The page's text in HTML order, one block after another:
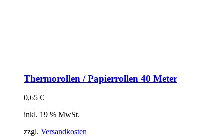
Thermorollen / Papierrollen 40 Meter
0,65 €
inkl. 19 % MwSt.
zzgl. Versandkosten